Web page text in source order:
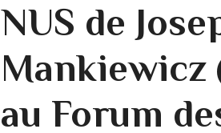
NUS de
Mankiewicz
au Forum